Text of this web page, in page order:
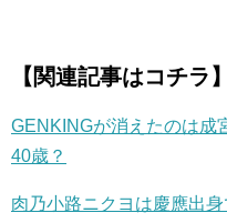
【関連記事はコチラ】
GENKINGが消えたのは成
40歳？
肉乃小路ニクヨは慶應出